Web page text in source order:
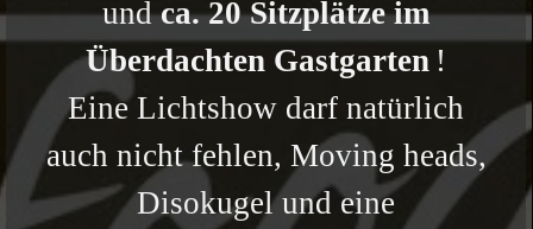
undca. 20 Sitzplätze im
Überdachten Gastgarten !
Eine Lichtshow darf natürlich
auch nicht fehlen, Moving heads,
Disokugel und eine